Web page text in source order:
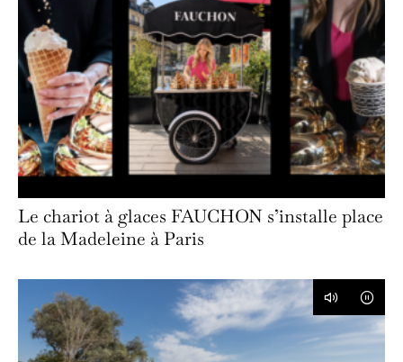
Le chariot à glaces FAUCHON s’installe place
de la Madeleine à Paris